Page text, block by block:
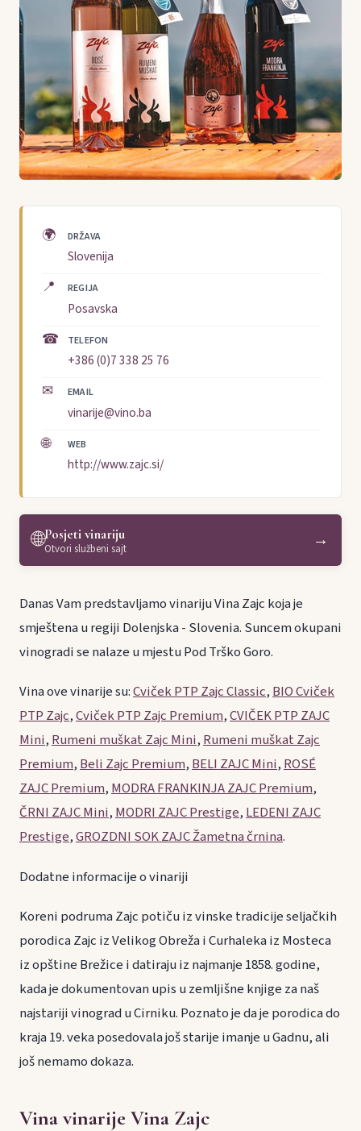
🌍 DRŽAVA
Slovenija
📍 REGIJA
Posavska
☎ TELEFON
+386 (0)7 338 25 76
✉ EMAIL
vinarije@vino.ba
🌐 WEB
http://www.zajc.si/
🌐Posjeti vinariju
Otvori službeni sajt →
Danas Vam predstavljamo vinariju Vina Zajc koja je
smještena u regiji Dolenjska - Slovenia. Suncem okupani
vinogradi se nalaze u mjestu Pod Trško Goro.
Vina ove vinarije su:Cviček PTP Zajc Classic,BIO Cviček
PTP Zajc,Cviček PTP Zajc Premium,CVIČEK PTP ZAJC
Mini,Rumeni muškat Zajc Mini,Rumeni muškat Zajc
Premium,Beli Zajc Premium,BELI ZAJC Mini,ROSÉ
ZAJC Premium,MODRA FRANKINJA ZAJC Premium,
ČRNI ZAJC Mini,MODRI ZAJC Prestige,LEDENI ZAJC
Prestige,GROZDNI SOK ZAJC Žametna črnina.
Dodatne informacije o vinariji
Koreni podruma Zajc potiču iz vinske tradicije seljačkih
porodica Zajc iz Velikog Obreža i Curhaleka iz Mosteca
iz opštine Brežice i datiraju iz najmanje 1858. godine,
kada je dokumentovan upis u zemljišne knjige za naš
najstariji vinograd u Cirniku. Poznato je da je porodica do
kraja 19. veka posedovala još starije imanje u Gadnu, ali
još nemamo dokaza.
Vina vinarije Vina Zajc